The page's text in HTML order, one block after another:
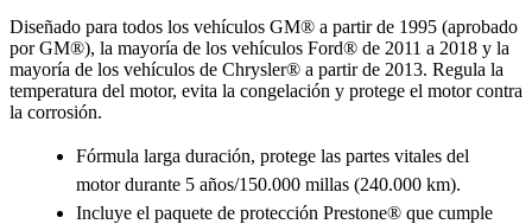
Diseñado para todos los vehículos GM® a partir de 1995 (aprobado
por GM®), la mayoría de los vehículos Ford® de 2011 a 2018 y la
mayoría de los vehículos de Chrysler® a partir de 2013. Regula la
temperatura del motor, evita la congelación y protege el motor contra
la corrosión.
Fórmula larga duración, protege las partes vitales del
motor durante 5 años/150.000 millas (240.000 km).
Incluye el paquete de protección Prestone® que cumple